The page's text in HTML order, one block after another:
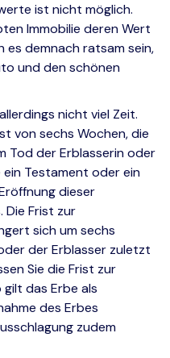
ist nicht möglich.
Immobilie deren Wert
es demnach ratsam sein,
und den schönen
nicht viel Zeit.
von sechs Wochen, die
Tod der Erblasserin oder
ein Testament oder ein
dieser
Die Frist zur
sich um sechs
der Erblasser zuletzt
Sie die Frist zur
das Erbe als
des Erbes
zudem